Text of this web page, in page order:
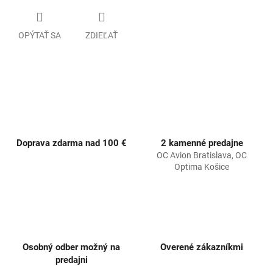
OPÝTAŤ SA ZDIEĽAŤ
Doprava zdarma nad 100 € 2 kamenné predajne
OC Avion Bratislava, OC
Optima Košice
Osobný odber možný na
predajni
Overené zákazníkmi